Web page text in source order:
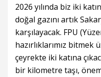
2026 yılında biz iki
doğal gazını artık
karşılayacak. FPU
hazırlıklarımız bitmek
çeyrekte iki katına
bir kilometre taşı,